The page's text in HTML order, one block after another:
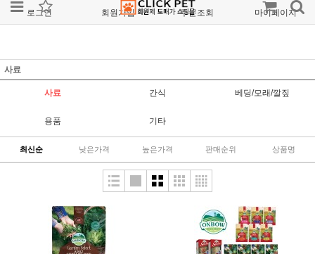
로그인 회원가입 주문조회 마이페이지
사료
사료 간식 베딩/모래/깔짚
용품 기타
최신순 낮은가격 높은가격 판매순위 상품명